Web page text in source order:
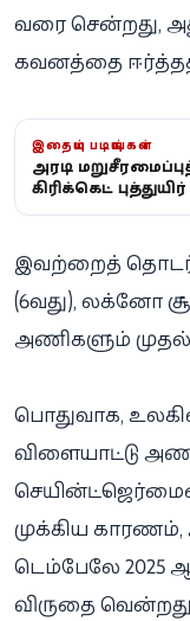
வரை சென்றது,
கவனத்தை
இதையும் படியுங்கள்
அதிரடி
கிரிக்கெட்
இவற்றைத்
(6வது), லக்னோ
அணிகளும் முதல்
பொதுவாக,
விளையாட்டு
செயின்ட்-ஜெர்மைன்
முக்கிய
டெம்பேலே 2025
விருதை